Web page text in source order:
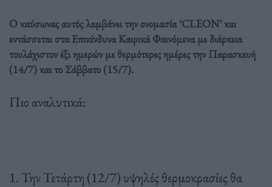
Ο καύσωνας αυτός λαμβάνει την ονομασία ‘CLEON’ και
εντάσσεται στα Επικίνδυνα Καιρικά Φαινόμενα με διάρκεια
τουλάχιστον έξι ημερών με θερμότερες ημέρες την Παρασκευή
(14/7) και το Σάββατο (15/7).
Πιο αναλυτικά:
1. Την Τετάρτη (12/7) υψηλές θερμοκρασίες θα